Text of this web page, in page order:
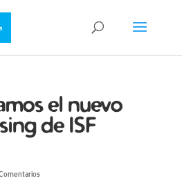
el nuevo
de ISF